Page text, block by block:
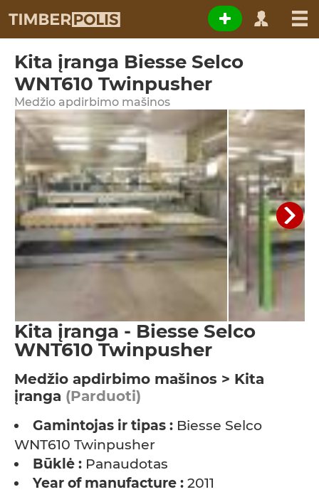
Kita įranga Biesse Selco
WNT610 Twinpusher
Medžio apdirbimo mašinos
Kita įranga - Biesse Selco
WNT610 Twinpusher
Medžio apdirbimo mašinos > Kita
įranga (Parduoti)
Gamintojas ir tipas : Biesse Selco
WNT610 Twinpusher
Būklė : Panaudotas
Year of manufacture : 2011